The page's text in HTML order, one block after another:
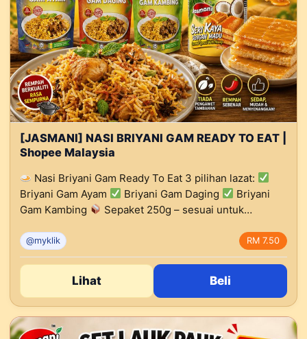
[JASMANI] NASI BRIYANI GAM READY TO EAT |
Shopee Malaysia
Nasi Briyani Gam Ready To Eat 3 pilihan lazat:
Briyani Gam Ayam
Briyani Gam Daging
Briyani
Gam Kambing
Sepaket 250g – sesuai untuk…
@myklik RM 7.50
Lihat Beli